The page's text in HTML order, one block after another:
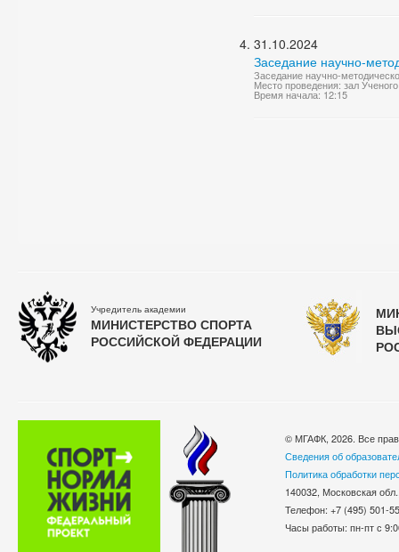
31.10.2024
Заседание научно-
Заседание научно-
Место проведения: зал
Время начала: 12:15
Учредитель академии
МИНИСТЕРСТВО СПОРТА
РОССИЙСКОЙ ФЕДЕРАЦИИ
© МГАФК, 2026. Все
Сведения об
Политика обработки
140032, Московская
Телефон: +7 (495)
Часы работы: пн-пт с